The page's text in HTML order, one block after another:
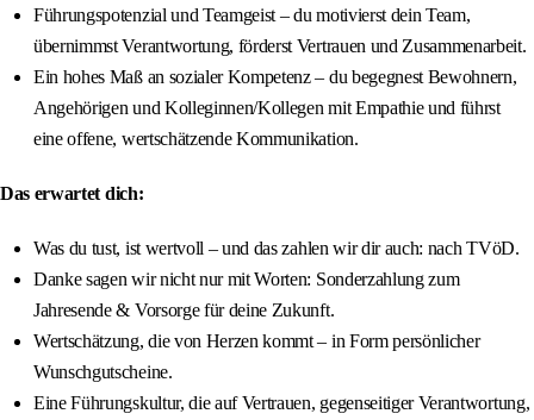
Führungspotenzial und Teamgeist – du motivierst dein Team,
übernimmst Verantwortung, förderst Vertrauen und Zusammenarbeit.
Ein hohes Maß an sozialer Kompetenz – du begegnest Bewohnern,
Angehörigen und Kolleginnen/Kollegen mit Empathie und führst
eine offene, wertschätzende Kommunikation.
Das erwartet dich:
Was du tust, ist wertvoll – und das zahlen wir dir auch: nach TVöD.
Danke sagen wir nicht nur mit Worten: Sonderzahlung zum
Jahresende & Vorsorge für deine Zukunft.
Wertschätzung, die von Herzen kommt – in Form persönlicher
Wunschgutscheine.
Eine Führungskultur, die auf Vertrauen, gegenseitiger Verantwortung,